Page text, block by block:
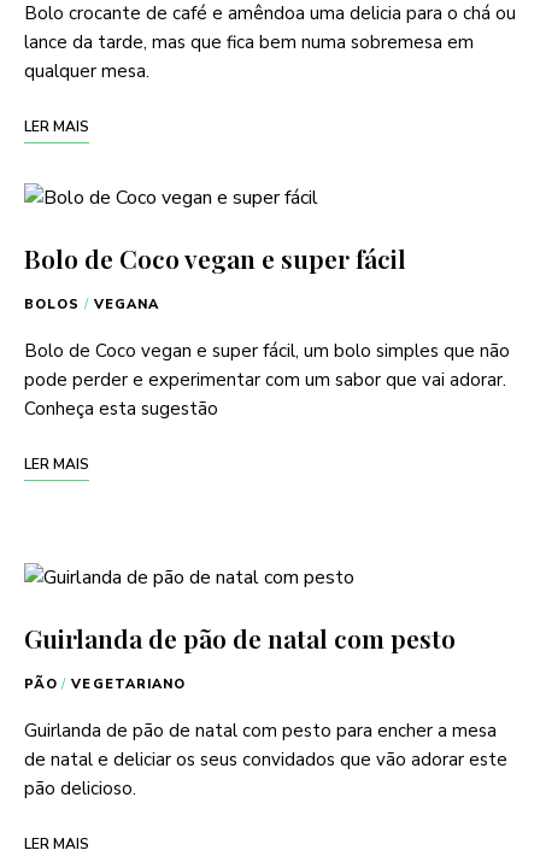
Bolo crocante de café e amêndoa uma delicia para o chá ou
lance da tarde, mas que fica bem numa sobremesa em
qualquer mesa.
LER MAIS
Bolo de Coco vegan e super fácil
BOLOS / VEGANA
Bolo de Coco vegan e super fácil, um bolo simples que não
pode perder e experimentar com um sabor que vai adorar.
Conheça esta sugestão
LER MAIS
Guirlanda de pão de natal com pesto
PÃO / VEGETARIANO
Guirlanda de pão de natal com pesto para encher a mesa
de natal e deliciar os seus convidados que vão adorar este
pão delicioso.
LER MAIS